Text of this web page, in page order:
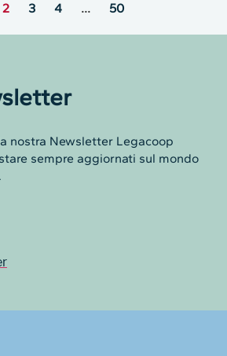
2 3 4 … 50
nostra Newsletter Legacoop
sempre aggiornati sul mondo